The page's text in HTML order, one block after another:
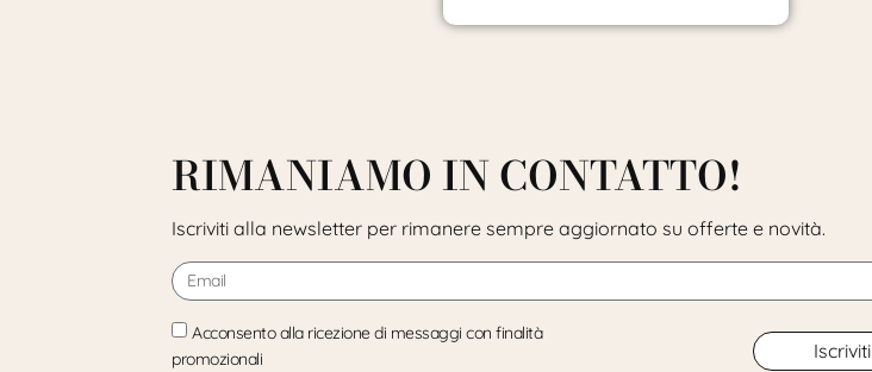
RIMANIAMO IN CONTATTO!
Iscriviti alla newsletter per rimanere sempre aggiornato su offerte e novità.
Acconsento alla ricezione di messaggi con finalità
promozionali
Iscriviti